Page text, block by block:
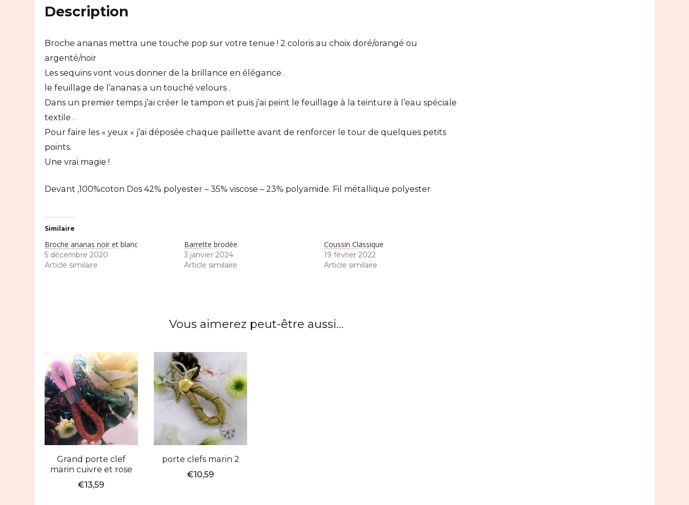
Description
Broche ananas mettra une touche pop sur votre tenue ! 2 coloris au choix doré/orangé ou
argenté/noir
Les sequins vont vous donner de la brillance en élégance .
le feuillage de l’ananas a un touché velours .
Dans un premier temps j’ai créer le tampon et puis j’ai peint le feuillage à la teinture à l’eau spéciale
textile .
Pour faire les « yeux « j’ai déposée chaque paillette avant de renforcer le tour de quelques petits
points.
Une vrai magie !
Devant ,100%coton Dos 42% polyester – 35% viscose – 23% polyamide. Fil métallique polyester
Similaire
Broche ananas noir et blanc
5 décembre 2020
Article similaire
Barrette brodée
3 janvier 2024
Article similaire
Coussin Classique
19 février 2022
Article similaire
Vous aimerez peut-être aussi…
Grand porte clef
marin cuivre et rose
€13,59
porte clefs marin 2
€10,59